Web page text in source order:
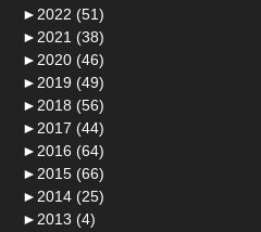
► 2022 (51)
► 2021 (38)
► 2020 (46)
► 2019 (49)
► 2018 (56)
► 2017 (44)
► 2016 (64)
► 2015 (66)
► 2014 (25)
► 2013 (4)